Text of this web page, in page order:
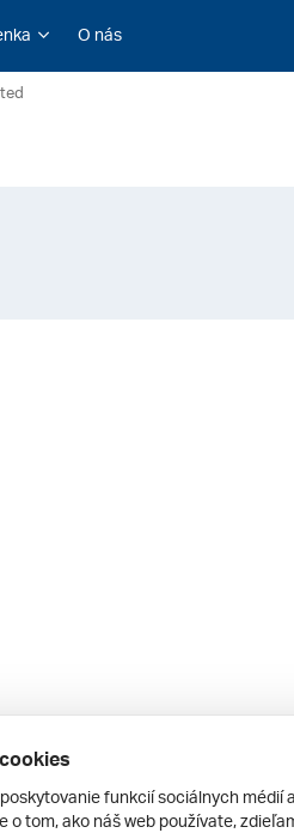
O nás
funkcií sociálnych médií
o tom, ako náš web používate,